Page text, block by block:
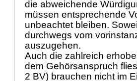
die abweichende
müssen entsprechende
unbeachtet bleiben.
durchwegs vom
auszugehen.
Auch die zahlreich
dem Gehörsanspruch
2 BV) brauchen nicht im